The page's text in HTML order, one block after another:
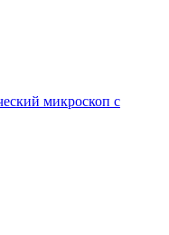
микроскоп с